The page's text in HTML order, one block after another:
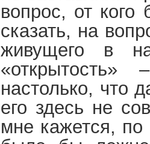
вопрос, от
сказать, на
живущего в
настолько, что
его здесь не
мне кажется, по